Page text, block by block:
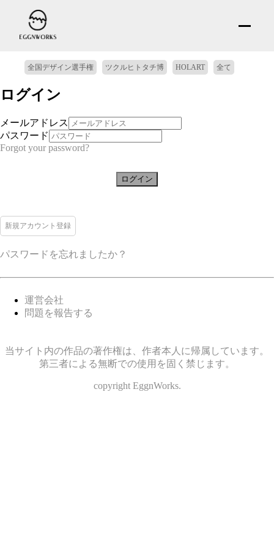
全国デザイン選手権 ツクルヒトタチ博 HOLART 全て
ログイン
メールアドレス
パスワード
Forgot your password?
ログイン
新規アカウント登録
パスワードを忘れましたか？
運営会社
問題を報告する
当サイト内の作品の著作権は、作者本人に帰属しています。
第三者による無断での使用を固く禁じます。
copyright EggnWorks.